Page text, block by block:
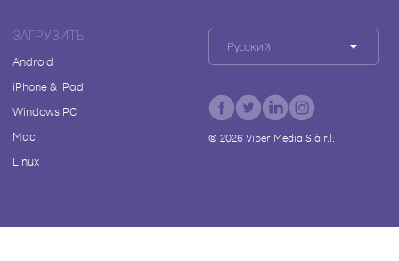
ЗАГРУЗИТЬ
Android
iPhone & iPad
Windows PC
Mac
Linux
Русский
© 2026Viber Media S.à r.l.